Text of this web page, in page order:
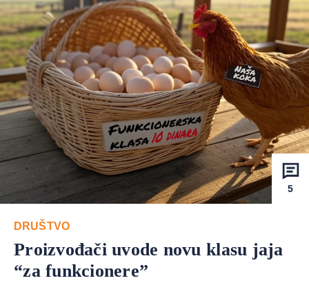
5
DRUŠTVO
Proizvođači uvode novu klasu jaja
“za funkcionere”